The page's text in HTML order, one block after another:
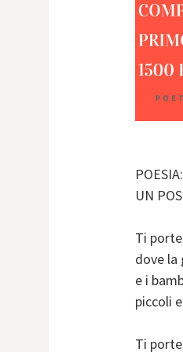
POESIA:
UN
Ti
dove
e i
piccoli
Ti